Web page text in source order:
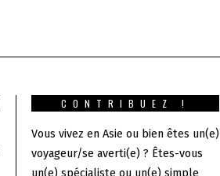
CONTRIBUEZ !
Vous vivez en Asie ou bien êtes un(e)
voyageur/se averti(e) ? Êtes-vous
un(e) spécialiste ou un(e) simple